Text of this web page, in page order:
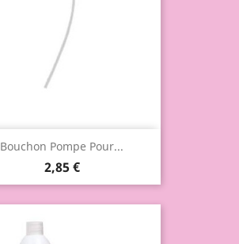
Bouchon Pompe Pour...
2,85 €